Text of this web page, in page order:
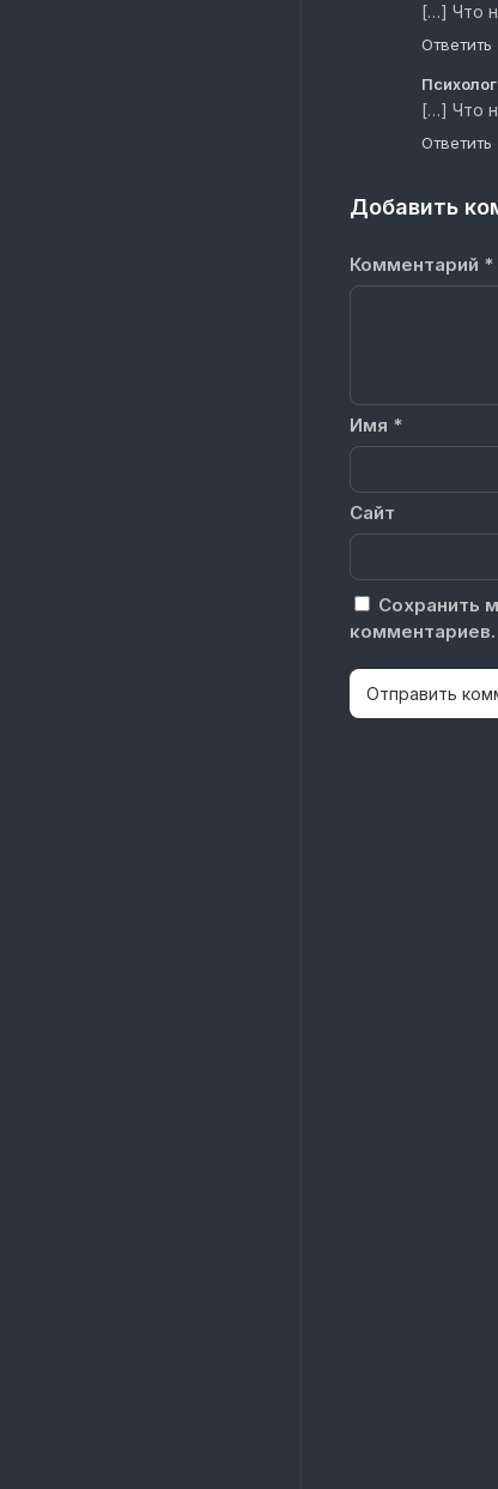
[…] Что
Ответить
[…] Что
Ответить
Добавить
Комментарий *
Имя *
Сайт
Сохранить
комментариев.